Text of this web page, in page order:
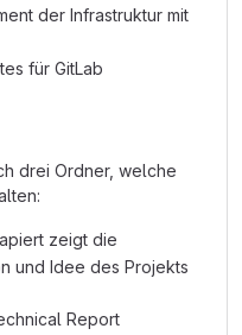
der Infrastruktur mit
für GitLab
drei Ordner, welche
zeigt die
und Idee des Projekts
Report